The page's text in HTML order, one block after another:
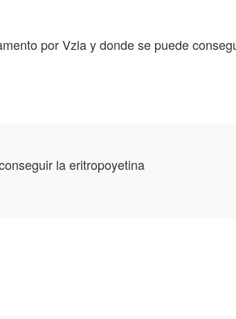
por Vzla y donde se puede
la eritropoyetina